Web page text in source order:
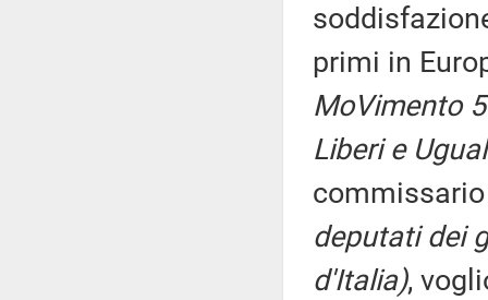
primi in
MoVimento
Liberi e
deputati dei
d'Italia),